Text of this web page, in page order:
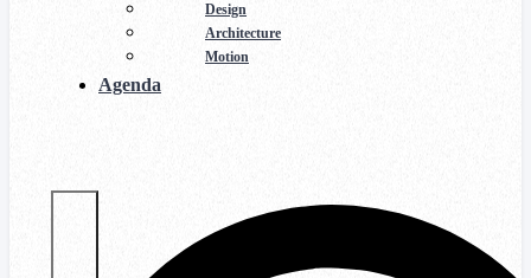
Design
Architecture
Motion
Agenda